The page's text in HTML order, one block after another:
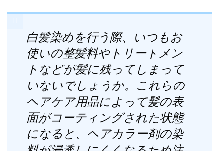
白髪染めを行う際、いつもお
使いの整髪料やトリートメン
トなどが髪に残ってしまって
いないでしょうか。これらの
ヘアケア用品によって髪の表
面がコーティングされた状態
になると、ヘアカラー剤の染